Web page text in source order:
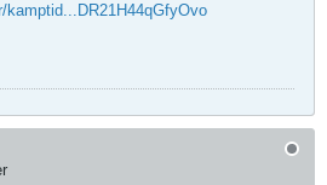
kamptid...DR21H44qGfyOvo